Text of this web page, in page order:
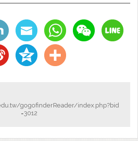
gogofinderReader/index.php?bid
=3012